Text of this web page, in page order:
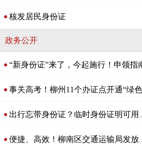
核发居民身份证
政务公开